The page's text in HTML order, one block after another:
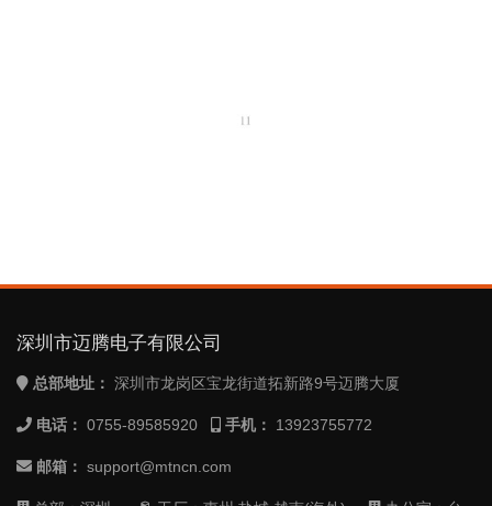
深圳市迈腾电子有限公司
总部地址： 深圳市龙岗区宝龙街道拓新路9号迈腾大厦
电话： 0755-89585920 手机： 13923755772
邮箱： support@mtncn.com